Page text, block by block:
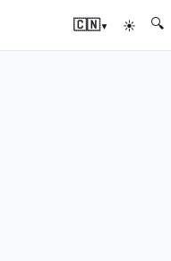
🇨🇳▾ ☀ 🔍